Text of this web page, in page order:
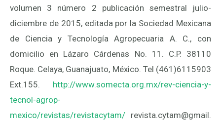
volumen 3 número 2 publicación semestral julio-
diciembre de 2015, editada por la Sociedad Mexicana
de Ciencia y Tecnología Agropecuaria A. C., con
domicilio en Lázaro Cárdenas No. 11. C.P. 38110
Roque. Celaya, Guanajuato, México. Tel (461)6115903
Ext.155. http://www.somecta.org.mx/rev-ciencia-y-
tecnol-agrop-
mexico/revistas/revistacytam/ revista.cytam@gmail.